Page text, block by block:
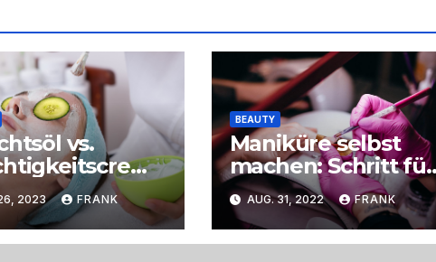
vs.
ultimative
für
2023 FRANK
BEAUTY
Maniküre selbst
machen: Schritt für
Schritt gepflegte
Hände
AUG. 31, 2022 FRANK